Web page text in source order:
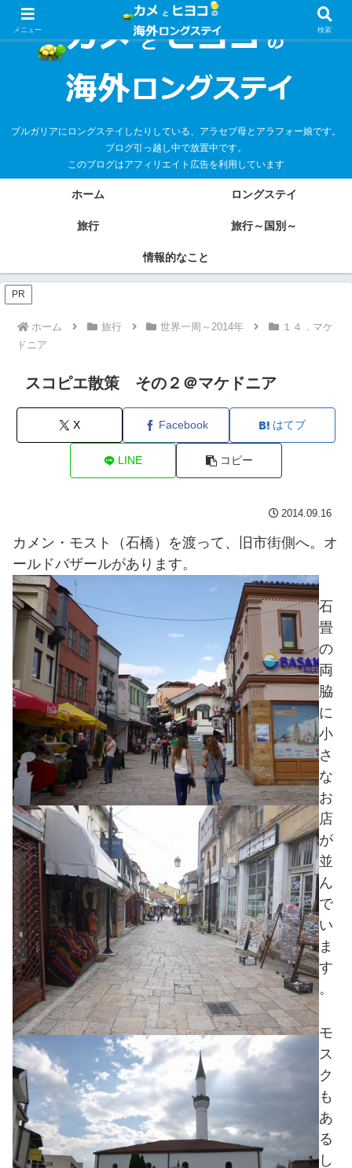
ブルガリアにロングステイしたりしている、アラセブ母とアラフォー娘です。
ブログ引っ越し中で放置中です。
このブログはアフィリエイト広告を利用しています
ホーム ロングステイ
旅行 旅行～国別～
情報的なこと
PR
ホーム 旅行 世界一周～2014年
１４．マケ
ドニア
スコピエ散策 その２＠マケドニア
X Facebook はてブ
LINE コピー
2014.09.16
カメン・モスト（石橋）を渡って、旧市街側へ。オ
ールドバザールがあります。
石
畳
の
両
脇
に
小
さ
な
お
店
が
並
ん
で
い
ま
す
。
モ
ス
ク
も
あ
る
し
メニュー 検索